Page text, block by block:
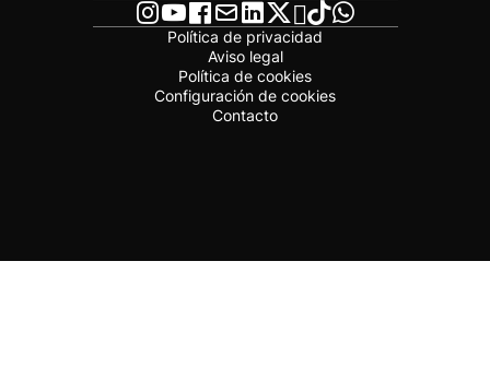
Política de privacidad
Aviso legal
Política de cookies
Configuración de cookies
Contacto